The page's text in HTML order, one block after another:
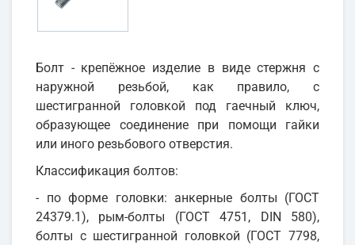
Болт - крепёжное изделие в виде стержня с
наружной резьбой, как правило, с
шестигранной головкой под гаечный ключ,
образующее соединение при помощи гайки
или иного резьбового отверстия.
Классификация болтов:
- по форме головки: анкерные болты (ГОСТ
24379.1), рым-болты (ГОСТ 4751, DIN 580),
болты с шестигранной головкой (ГОСТ 7798,